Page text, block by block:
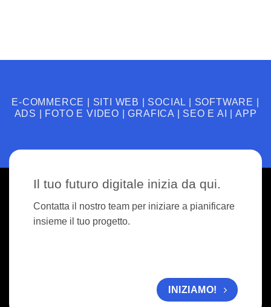
E-COMMERCE | SITI WEB | SOCIAL | SOFTWARE |
ADS | FOTO E VIDEO | GRAFICA | SEO E AI | APP
Il tuo futuro digitale inizia da qui.
Contatta il nostro team per iniziare a pianificare
insieme il tuo progetto.
INIZIAMO!